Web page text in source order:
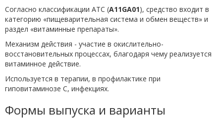
Согласно классификации ATC (A11GA01), средство входит в
категорию «пищеварительная система и обмен веществ» и
раздел «витаминные препараты».
Механизм действия - участие в окислительно-
восстановительных процессах, благодаря чему реализуется
витаминное действие.
Используется в терапии, в профилактике при
гиповитаминозе C, инфекциях.
Формы выпуска и варианты